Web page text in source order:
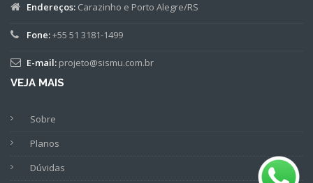
Endereços: Carazinho e Porto Alegre/RS
Fone:+55 51 3181-1499
E-mail: projeto@sismu.com.br
VEJA MAIS
Sobre
Planos
Dúvidas